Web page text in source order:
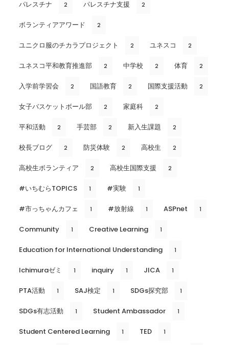
パレスチナ 2 パレスチナ支援 2
ボランティアアワード 2
ユニクロ服のチカラプロジェクト 2 ユネスコ 2
ユネスコ平和教育推進部 2 中学校 2 体育 2
入学前学習会 2 国語教育 2 国際支援活動 2
女子バスケットボール部 2 家庭科 2
平和活動 2 手芸部 2 新入生課題 2
校長ブログ 2 防災体験 2 高校生 2
高校生ボランティア 2 高校生国際支援 2
#いちむらTOPICS 1 #実験 1
#市っちゃんカフェ 1 #放射線 1 ASPnet 1
Community 1 Creative Learning 1
Education for International Understanding 1
Ichimuraゼミ 1 inquiry 1 JICA 1
PTA活動 1 SAJ検定 1 SDGs探究部 1
SDGs有志活動 1 Student Ambassador 1
Student Centered Learning 1 TED 1